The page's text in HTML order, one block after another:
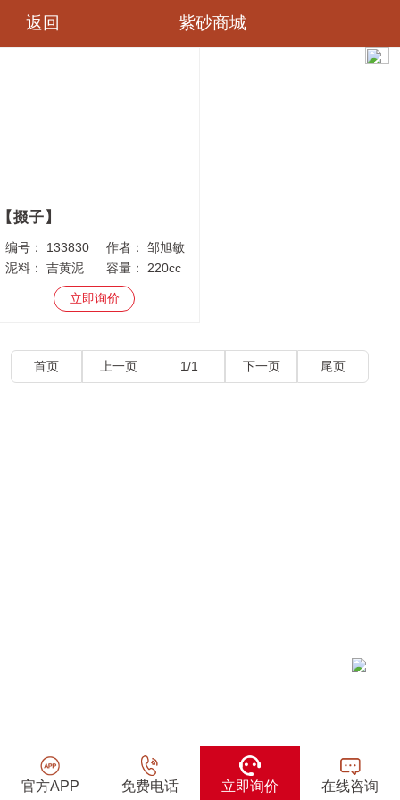
返回 紫砂商城
掇子
编号： 133830 作者： 邹旭敏
泥料： 吉黄泥 容量： 220cc
立即询价
首页 上一页 1/1 下一页 尾页
官方APP 免费电话 立即询价 在线咨询